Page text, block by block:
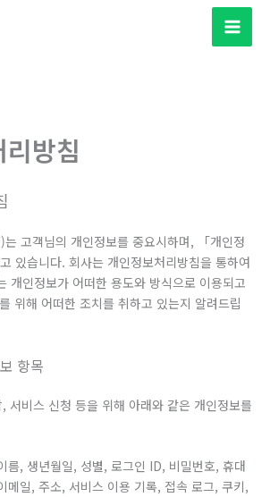
방침
는 고객님의 개인정보를 중요시하며, 「개인정
있습니다. 회사는 개인정보처리방침을 통하여
개인정보가 어떠한 용도와 방식으로 이용되고
위해 어떠한 조치를 취하고 있는지 알려드립
항목
서비스 신청 등을 위해 아래와 같은 개인정보를
름, 생년월일, 성별, 로그인 ID, 비밀번호, 휴대
메일, 주소, 서비스 이용 기록, 접속 로그, 쿠키,